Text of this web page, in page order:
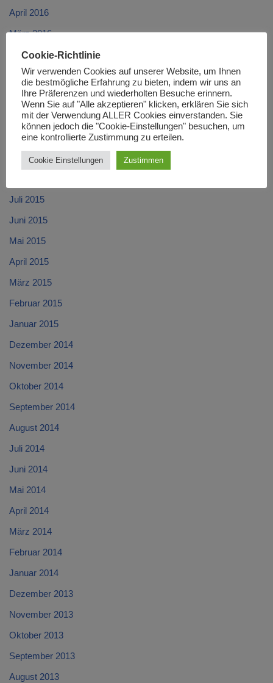
April 2016
März 2016
Februar 2016
Januar 2016
Dezember 2015
November 2015
Oktober 2015
September 2015
Juli 2015
Juni 2015
Mai 2015
April 2015
März 2015
Februar 2015
Januar 2015
Dezember 2014
November 2014
Oktober 2014
September 2014
August 2014
Juli 2014
Juni 2014
Mai 2014
April 2014
März 2014
Februar 2014
Januar 2014
Dezember 2013
November 2013
Oktober 2013
September 2013
August 2013
Cookie-Richtlinie
Wir verwenden Cookies auf unserer Website, um Ihnen
die bestmögliche Erfahrung zu bieten, indem wir uns an
Ihre Präferenzen und wiederholten Besuche erinnern.
Wenn Sie auf "Alle akzeptieren" klicken, erklären Sie sich
mit der Verwendung ALLER Cookies einverstanden. Sie
können jedoch die "Cookie-Einstellungen" besuchen, um
eine kontrollierte Zustimmung zu erteilen.
Cookie Einstellungen Zustimmen